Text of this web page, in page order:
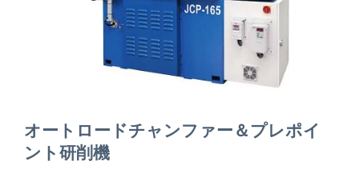
オートロードチャンファー＆プレポイ
ント研削機